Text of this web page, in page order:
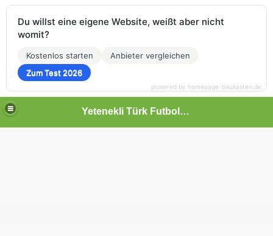
Yetenekli Türk Futbolcular
Du willst eine eigene Website, weißt aber nicht
womit?
Kostenlos starten
Anbieter vergleichen
Zum Test 2026
powered by homepage-baukasten.de